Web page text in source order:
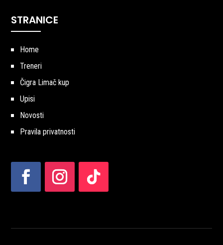
STRANICE
Home
Treneri
Čigra Limač kup
Upisi
Novosti
Pravila privatnosti